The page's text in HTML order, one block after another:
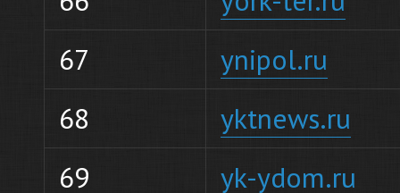
67
ynipol.ru
68
yktnews.ru
69
yk-ydom.ru